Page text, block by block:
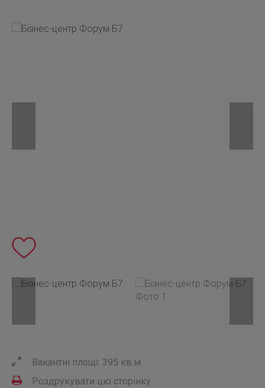
Вакантні площі: 395 кв.м
Роздрукувати цю сторінку